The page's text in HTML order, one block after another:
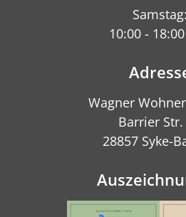
Samstag:
10:00 -
Wagner
Barrier Str.
28857 Syke-